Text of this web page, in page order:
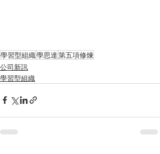
學習型組織學思達第五項修煉
公司新訊
學習型組織